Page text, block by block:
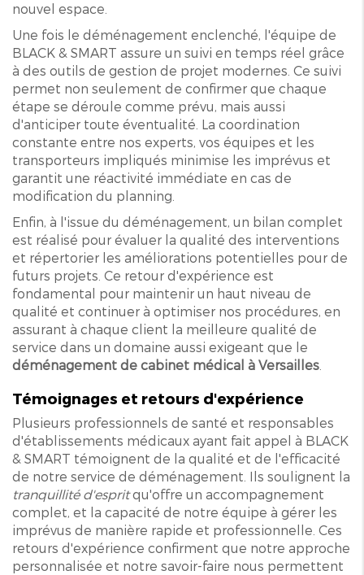
nouvel espace.
Une fois le déménagement enclenché, l'équipe de
BLACK & SMART assure un suivi en temps réel grâce
à des outils de gestion de projet modernes. Ce suivi
permet non seulement de confirmer que chaque
étape se déroule comme prévu, mais aussi
d'anticiper toute éventualité. La coordination
constante entre nos experts, vos équipes et les
transporteurs impliqués minimise les imprévus et
garantit une réactivité immédiate en cas de
modification du planning.
Enfin, à l'issue du déménagement, un bilan complet
est réalisé pour évaluer la qualité des interventions
et répertorier les améliorations potentielles pour de
futurs projets. Ce retour d'expérience est
fondamental pour maintenir un haut niveau de
qualité et continuer à optimiser nos procédures, en
assurant à chaque client la meilleure qualité de
service dans un domaine aussi exigeant que le
déménagement de cabinet médical à Versailles
Témoignages et retours d'expérience
Plusieurs professionnels de santé et responsables
d'établissements médicaux ayant fait appel à BLACK
& SMART témoignent de la qualité et de l'efficacité
de notre service de déménagement. Ils soulignent la
tranquillité d'espritqu'offre un accompagnement
complet, et la capacité de notre équipe à gérer les
imprévus de manière rapide et professionnelle. Ces
retours d'expérience confirment que notre approche
personnalisée et notre savoir-faire nous permettent